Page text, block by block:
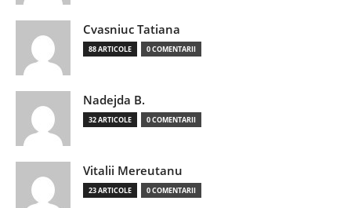
Cvasniuc Tatiana
88 ARTICOLE 0 COMENTARII
Nadejda B.
32 ARTICOLE 0 COMENTARII
Vitalii Mereutanu
23 ARTICOLE 0 COMENTARII